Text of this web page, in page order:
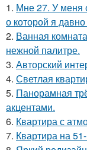
1. Мне 27. У меня
о которой я
2. Ванная
нежной палитре.
3. Авторский
4. Светлая
5. Панорамная
акцентами.
6. Квартира с
7. Квартира на